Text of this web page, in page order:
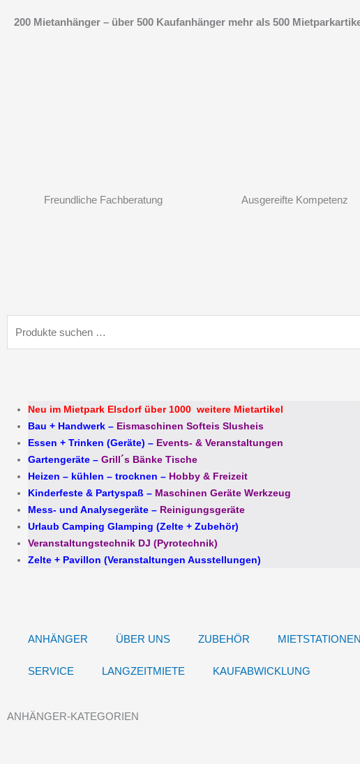
Inhalt200 Mietanhänger – über 500 Kaufanhänger mehr als 500
Freundliche Fachberatung Ausgereifte Kompetenz
nach:
Neu im Mietpark Elsdorf über 1000 weitere Mietartikel
Bau + Handwerk – Eismaschinen Softeis Slusheis
Essen + Trinken (Geräte) – Events- & Veranstaltungen
Gartengeräte – Grill´s Bänke Tische
Heizen – kühlen – trocknen – Hobby & Freizeit
Kinderfeste & Partyspaß – Maschinen Geräte Werkzeug
Mess- und Analysegeräte – Reinigungsgeräte
Urlaub Camping Glamping (Zelte + Zubehör)
Veranstaltungstechnik DJ (Pyrotechnik)
Zelte + Pavillon (Veranstaltungen Ausstellungen)
ANHÄNGER ÜBER UNS ZUBEHÖR MIETSTATIONEN
SERVICE LANGZEITMIETE KAUFABWICKLUNG
ANHÄNGER-KATEGORIEN